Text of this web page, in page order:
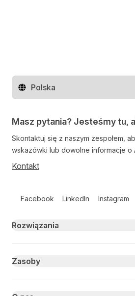
Zmień region
Masz pytania? Jesteśmy tu,
Skontaktuj się z naszym zespołem,
wskazówki lub dowolne informacje o
Kontakt
Facebook LinkedIn Instagram
Primary footer navigation
Rozwiązania
Zasoby